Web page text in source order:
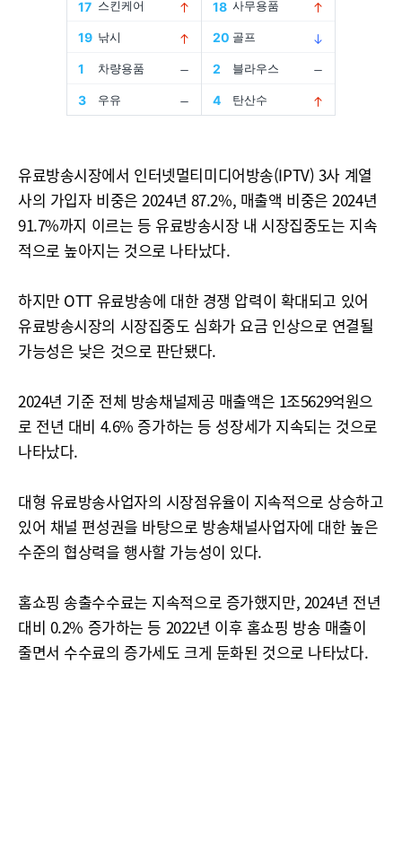
유료방송시장에서 인터넷멀티미디어방송(IPTV) 3사 계열
사의 가입자 비중은 2024년 87.2%, 매출액 비중은 2024년
91.7%까지 이르는 등 유료방송시장 내 시장집중도는 지속
적으로 높아지는 것으로 나타났다.
하지만 OTT 유료방송에 대한 경쟁 압력이 확대되고 있어
유료방송시장의 시장집중도 심화가 요금 인상으로 연결될
가능성은 낮은 것으로 판단됐다.
2024년 기준 전체 방송채널제공 매출액은 1조5629억원으
로 전년 대비 4.6% 증가하는 등 성장세가 지속되는 것으로
나타났다.
대형 유료방송사업자의 시장점유율이 지속적으로 상승하고
있어 채널 편성권을 바탕으로 방송채널사업자에 대한 높은
수준의 협상력을 행사할 가능성이 있다.
홈쇼핑 송출수수료는 지속적으로 증가했지만, 2024년 전년
대비 0.2% 증가하는 등 2022년 이후 홈쇼핑 방송 매출이
줄면서 수수료의 증가세도 크게 둔화된 것으로 나타났다.